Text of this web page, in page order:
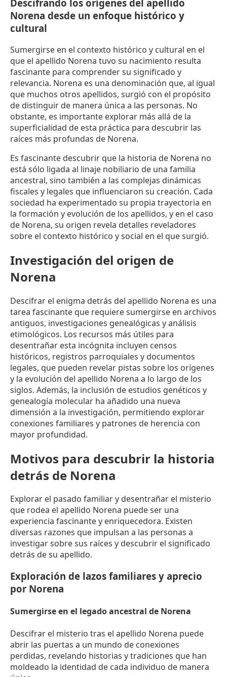
Descifrando los orígenes del apellido
Norena desde un enfoque histórico y
cultural
Sumergirse en el contexto histórico y cultural en el
que el apellido Norena tuvo su nacimiento resulta
fascinante para comprender su significado y
relevancia. Norena es una denominación que, al igual
que muchos otros apellidos, surgió con el propósito
de distinguir de manera única a las personas. No
obstante, es importante explorar más allá de la
superficialidad de esta práctica para descubrir las
raíces más profundas de Norena.
Es fascinante descubrir que la historia de Norena no
está sólo ligada al linaje nobiliario de una familia
ancestral, sino también a las complejas dinámicas
fiscales y legales que influenciaron su creación. Cada
sociedad ha experimentado su propia trayectoria en
la formación y evolución de los apellidos, y en el caso
de Norena, su origen revela detalles reveladores
sobre el contexto histórico y social en el que surgió.
Investigación del origen de
Norena
Descifrar el enigma detrás del apellido Norena es una
tarea fascinante que requiere sumergirse en archivos
antiguos, investigaciones genealógicas y análisis
etimológicos. Los recursos más útiles para
desentrañar esta incógnita incluyen censos
históricos, registros parroquiales y documentos
legales, que pueden revelar pistas sobre los orígenes
y la evolución del apellido Norena a lo largo de los
siglos. Además, la inclusión de estudios genéticos y
genealogía molecular ha añadido una nueva
dimensión a la investigación, permitiendo explorar
conexiones familiares y patrones de herencia con
mayor profundidad.
Motivos para descubrir la historia
detrás de Norena
Explorar el pasado familiar y desentrañar el misterio
que rodea el apellido Norena puede ser una
experiencia fascinante y enriquecedora. Existen
diversas razones que impulsan a las personas a
investigar sobre sus raíces y descubrir el significado
detrás de su apellido.
Exploración de lazos familiares y aprecio
por Norena
Sumergirse en el legado ancestral de Norena
Descifrar el misterio tras el apellido Norena puede
abrir las puertas a un mundo de conexiones
perdidas, revelando historias y tradiciones que han
moldeado la identidad de cada individuo de manera